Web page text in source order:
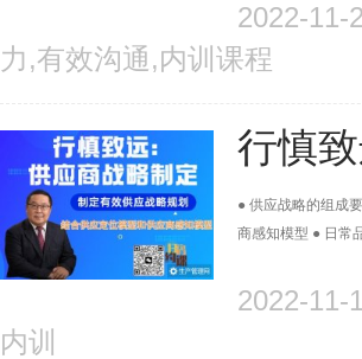
2022-11-
力,有效沟通,内训课程
行慎
● 供应战略的组成
商感知模型 ● 日常
2022-11-
内训